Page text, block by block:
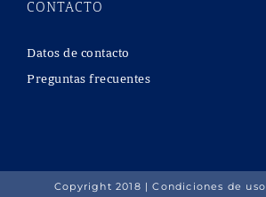
CONTACTO
Datos de contacto
Preguntas frecuentes
Copyright 2018 |Condiciones de uso